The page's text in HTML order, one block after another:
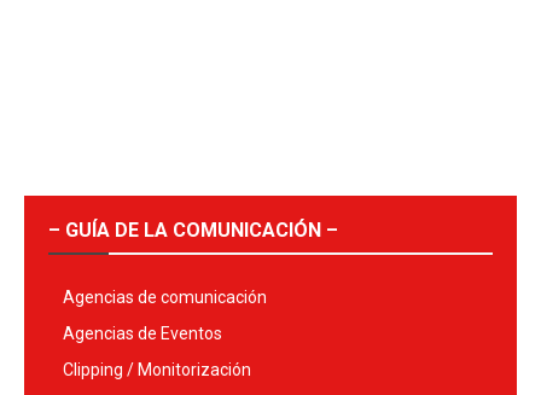
– GUÍA DE LA COMUNICACIÓN –
Agencias de comunicación
Agencias de Eventos
Clipping / Monitorización